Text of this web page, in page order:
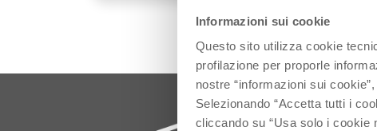
Informazioni sui cookie
Questo sito utilizza cookie
profilazione per proporle
nostre “informazioni sui
Selezionando “Accetta tutti i
cliccando su “Usa solo i cookie